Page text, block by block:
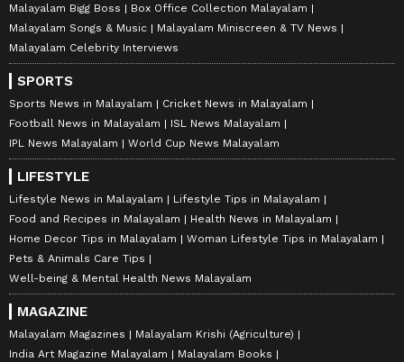
Malayalam Bigg Boss
Box Office Collection Malayalam
Malayalam Songs & Music
Malayalam Miniscreen & TV News
Malayalam Celebrity Interviews
SPORTS
Sports News in Malayalam
Cricket News in Malayalam
Football News in Malayalam
ISL News Malayalam
IPL News Malayalam
World Cup News Malayalam
LIFESTYLE
Lifestyle News in Malayalam
Lifestyle Tips in Malayalam
Food and Recipes in Malayalam
Health News in Malayalam
Home Decor Tips in Malayalam
Woman Lifestyle Tips in Malayalam
Pets & Animals Care Tips
Well-being & Mental Health News Malayalam
MAGAZINE
Malayalam Magazines
Malayalam Krishi (Agriculture)
India Art Magazine Malayalam
Malayalam Books